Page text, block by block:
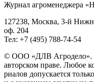
Жур­нал агро­ме­не­дже­ра
127238, Москва, 3‑й
оф. 204
Тел: +7 (495) 788‑74‑54
© ООО «ДЛВ Агро­де­ло».
автор­ском пра­ве. Любое
ри­а­лов допус­ка­ет­ся